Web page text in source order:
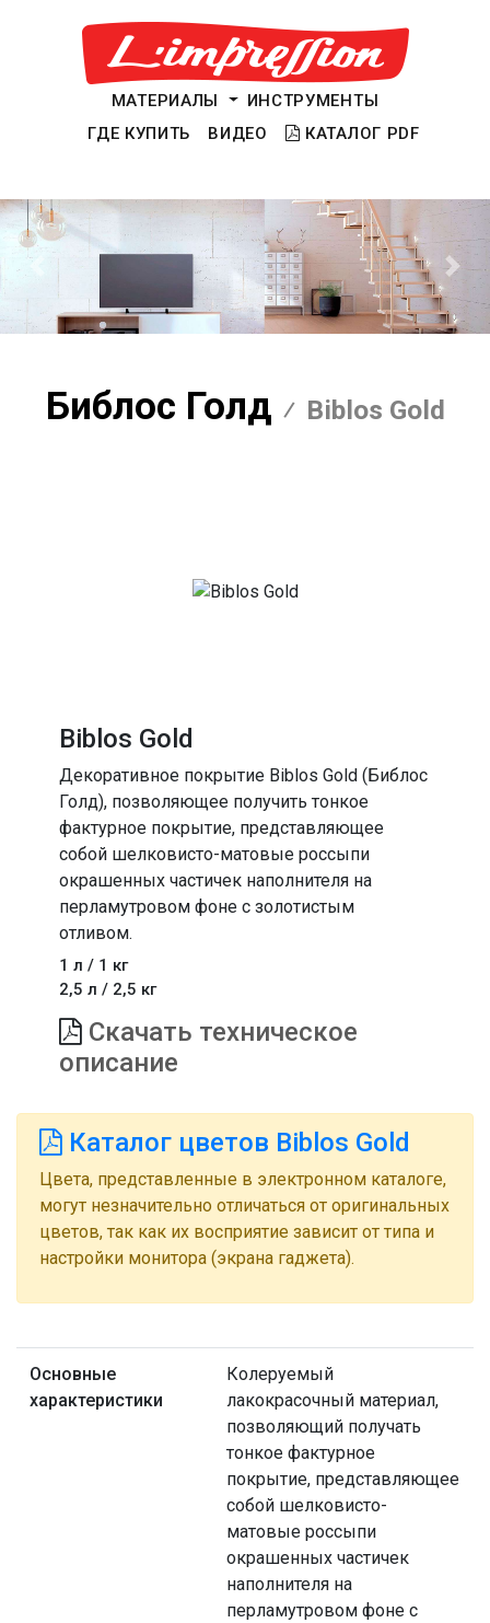
МАТЕРИАЛЫ
ИНСТРУМЕНТЫ
ГДЕ КУПИТЬ
ВИДЕО КАТАЛОГ PDF
Предыдущий
Библос Голд Biblos Gold
Biblos Gold
Декоративное покрытие Biblos Gold (Библос
Голд), позволяющее получить тонкое
фактурное покрытие, представляющее
собой шелковисто-матовые россыпи
окрашенных частичек наполнителя на
перламутровом фоне с золотистым
отливом.
1 л / 1 кг
2,5 л / 2,5 кг
Скачать техническое
описание
Каталог цветов Biblos Gold
Цвета, представленные в электронном каталоге,
могут незначительно отличаться от оригинальных
цветов, так как их восприятие зависит от типа и
настройки монитора (экрана гаджета).
Основные
характеристики
Колеруемый
лакокрасочный материал,
позволяющий получать
тонкое фактурное
покрытие, представляющее
собой шелковисто-
матовые россыпи
окрашенных частичек
наполнителя на
перламутровом фоне с